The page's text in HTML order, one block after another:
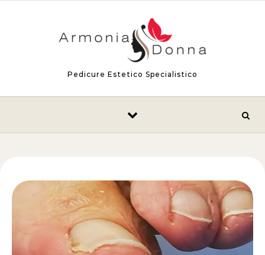
Pedicure Estetico Specialistico